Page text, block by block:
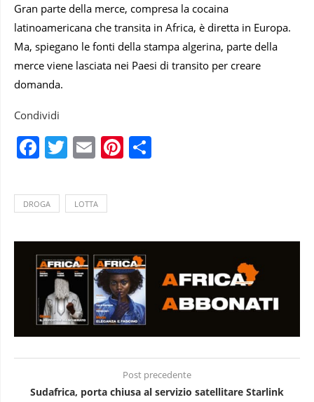
Gran parte della merce, compresa la cocaina
latinoamericana che transita in Africa, è diretta in Europa.
Ma, spiegano le fonti della stampa algerina, parte della
merce viene lasciata nei Paesi di transito per creare
domanda.
Condividi
Facebook
Twitter
EmailPinterest
DROGA LOTTA
Post precedente
Sudafrica, porta chiusa al servizio satellitare Starlink